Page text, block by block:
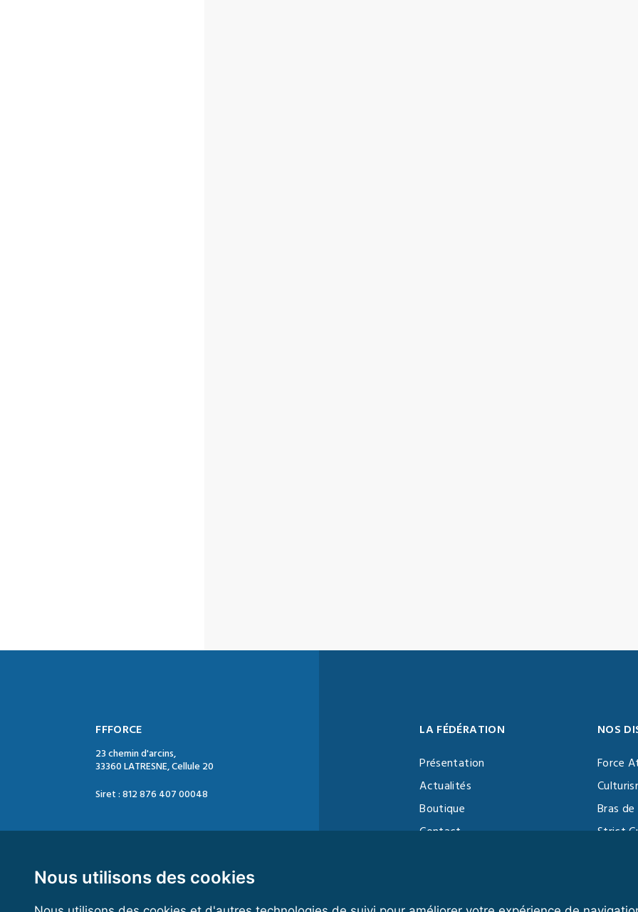
Nous utilisons des cookies
FFFORCE
23 chemin d'arcins,
33360 LATRESNE, Cellule 20
Siret : 812 876 407 00048
Mail : contact@ffforce.fr
LA FÉDÉRATION
Présentation
Actualités
Boutique
Contact
NOS
Force
Bras
Strict